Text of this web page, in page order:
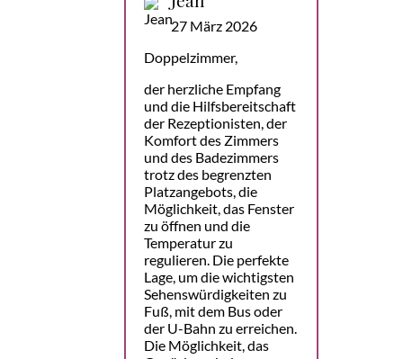
27 März 2026
Doppelzimmer,
der herzliche Empfang
und die Hilfsbereitschaft
der Rezeptionisten, der
Komfort des Zimmers
und des Badezimmers
trotz des begrenzten
Platzangebots, die
Möglichkeit, das Fenster
zu öffnen und die
Temperatur zu
regulieren. Die perfekte
Lage, um die wichtigsten
Sehenswürdigkeiten zu
Fuß, mit dem Bus oder
der U-Bahn zu erreichen.
Die Möglichkeit, das